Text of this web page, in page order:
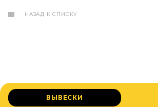
НАЗАД К СПИСКУ
ВЫВЕСКИ